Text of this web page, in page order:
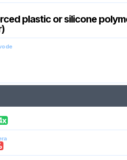
plastic or silicone
x